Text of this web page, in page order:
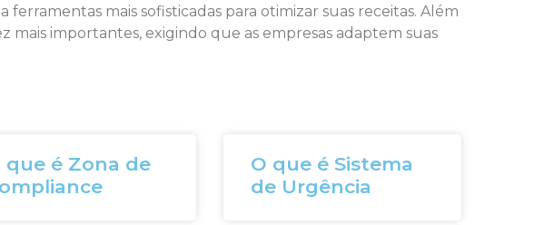
mais sofisticadas para otimizar suas receitas. Além
mais importantes, exigindo que as empresas adaptem suas
que é Zona de
O que é Sistema
de Urgência